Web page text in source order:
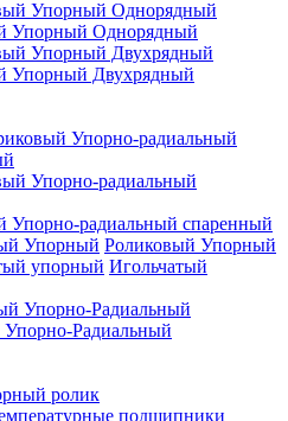
Упорный Однорядный
Упорный Двухрядный
Упорно-радиальный
Упорно-радиальный спаренный
Роликовый Упорный
Игольчатый
Радиальный
ролик